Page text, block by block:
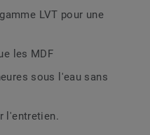
libre).LVT pour une
les MDF
sous l'eau sans
l'entretien.